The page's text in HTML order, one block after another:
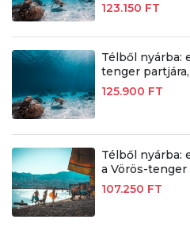
123.150 FT
Télből nyárba:
tenger
125.900 FT
Télből nyárba:
a Vörös-tenger
107.250 FT